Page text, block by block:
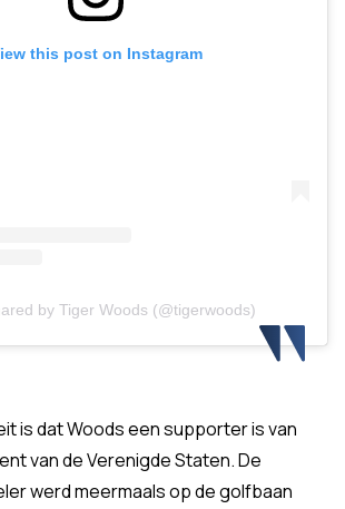
this post on Instagram
by Tiger Woods (@tigerwoods)
is dat Woods een supporter is van
van de Verenigde Staten. De
werd meermaals op de golfbaan